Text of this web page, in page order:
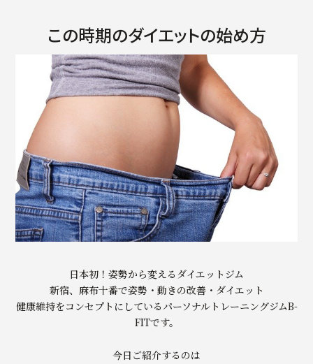
この時期のダイエットの始め方
日本初！姿勢から変えるダイエットジム
新宿、麻布十番で姿勢・動きの改善・ダイエット
健康維持をコンセプトにしているパーソナルトレーニングジムB-
FITです。
今日ご紹介するのは